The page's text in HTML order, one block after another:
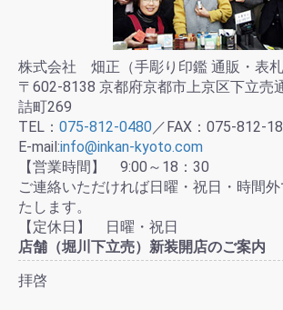
株式会社 畑正（手彫り印鑑 通販・表札
〒602-8138 京都府京都市上京区下立売
詰町269
TEL： 075-812-0480 ／FAX：075-812-
E-mail:info@inkan-kyoto.com
【営業時間】 9:00～18：30
ご連絡いただければ日曜・祝日・時間
たします。
【定休日】 日曜・祝日
店舗（堀川下立売）新装開店のご案内
拝啓